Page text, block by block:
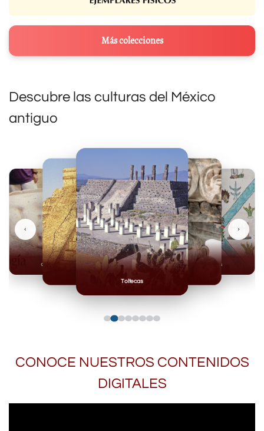
Más colecciones
Descubre las culturas del México
antiguo
Toltecas
Mexicas
Olmecas
‹ ›
CONOCE NUESTROS CONTENIDOS
DIGITALES